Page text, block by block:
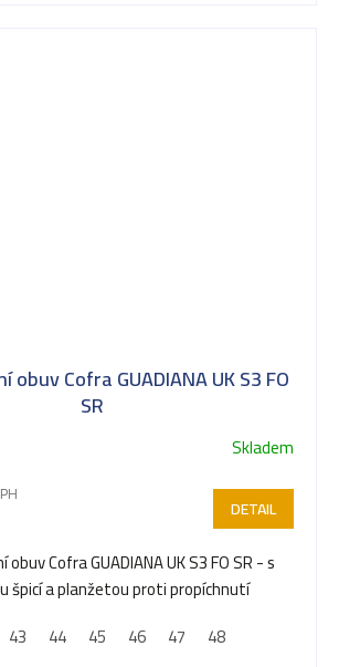
obuv Cofra GUADIANA UK S3 FO
SR
Skladem
DETAIL
Cofra GUADIANA UK S3 FO SR - s
špicí a planžetou proti propíchnutí
43 44 45 46 47 48